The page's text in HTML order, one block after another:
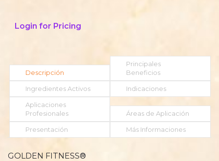
Login for Pricing
Descripción
Principales
Beneficios
Ingredientes Activos Indicaciones
Aplicaciones
Profesionales
Áreas de Aplicación
Presentación Más Informaciones
GOLDEN FITNESS®